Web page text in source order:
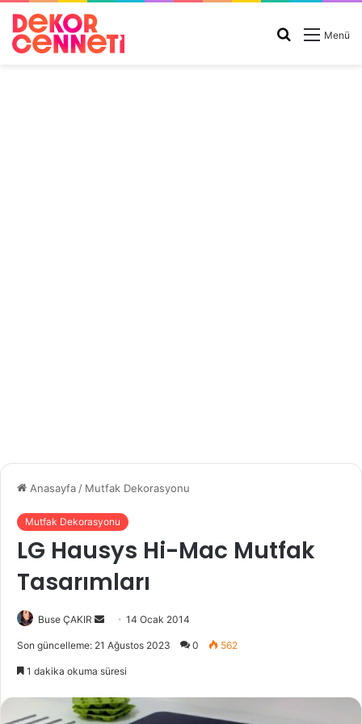
Menü
Arama
Anasayfa / Mutfak Dekorasyonu
Mutfak Dekorasyonu
LG Hausys Hi-Mac Mutfak
Tasarımları
Buse ÇAKIR
e
-
p
14 Ocak 2014
Son güncelleme: 21 Ağustos 2023 0 562
1 dakika okuma süresi